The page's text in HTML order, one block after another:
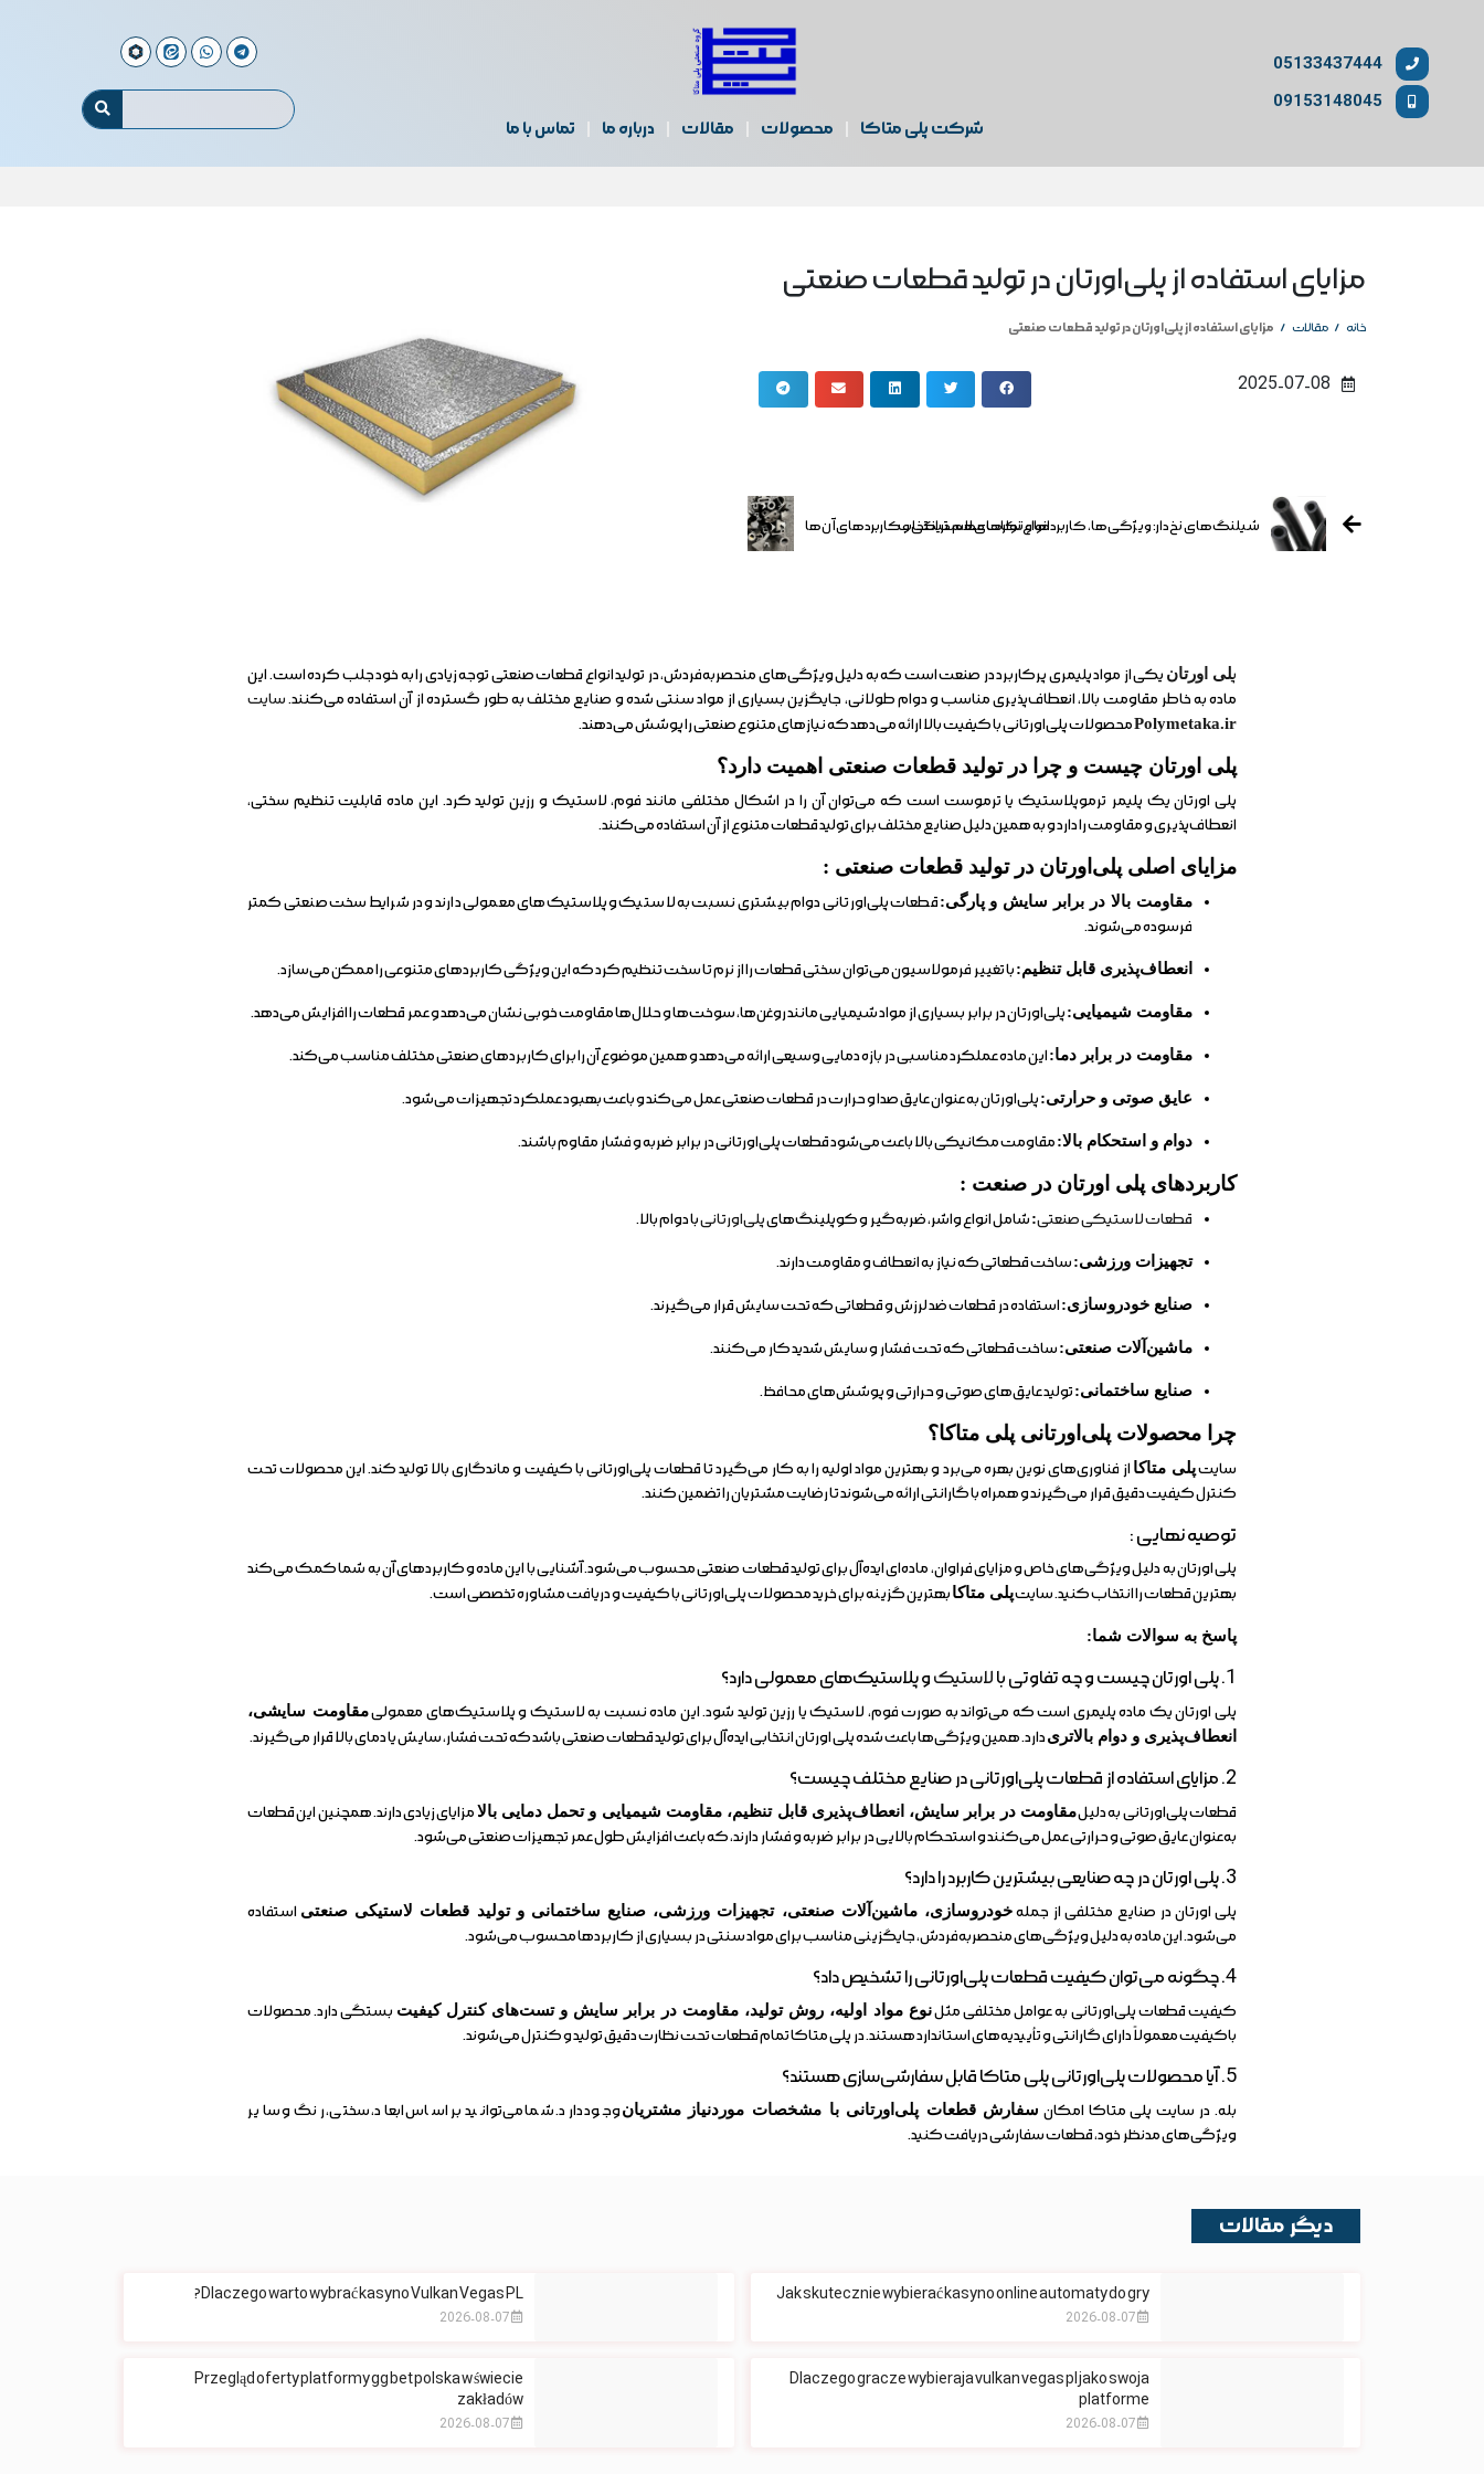
05133437444
09153148045
شرکت پلی متاکا محصولات مقالات درباره ما تماس با ما
مزایای استفاده از پلی‌اورتان در تولید قطعات صنعتی
خانه / مقالات / مزایای استفاده از پلی‌اورتان در تولید قطعات صنعتی
2025-07-08
شیلنگ‌های نخ‌دار: ویژگی‌ها، کاربردها و نکات مهم در انتخاب
انواع نوارهای لاستیکی و کاربردهای آن‌ها
پلی اورتان یکی از مواد پلیمری پرکاربرد در صنعت است که به دلیل ویژگی‌های منحصربه‌فردش، در تولید انواع قطعات صنعتی توجه زیادی را به خود جلب کرده است. این
ماده به خاطر مقاومت بالا، انعطاف‌پذیری مناسب و دوام طولانی، جایگزین بسیاری از مواد سنتی شده و صنایع مختلف به طور گسترده از آن استفاده می‌کنند.سایت
Polymetaka.irمحصولات پلی‌اورتانی با کیفیت بالا ارائه می‌دهد که نیازهای متنوع صنعتی را پوشش می‌دهند.
پلی اورتان چیست و چرا در تولید قطعات صنعتی اهمیت دارد؟
پلی اورتان یک پلیمر ترموپلاستیک یا ترموست است که می‌توان آن را در اشکال مختلفی مانند فوم، لاستیک و رزین تولید کرد. این ماده قابلیت تنظیم سختی،
انعطاف‌پذیری و مقاومت را دارد و به همین دلیل صنایع مختلف برای تولید قطعات متنوع از آن استفاده می‌کنند.
مزایای اصلی پلی‌اورتان در تولید قطعات صنعتی :
مقاومت بالا در برابر سایش و پارگی:قطعات پلی‌اورتانی دوام بیشتری نسبت به لاستیک و پلاستیک‌های معمولی دارند و در شرایط سخت صنعتی کمتر
فرسوده می‌شوند.
انعطاف‌پذیری قابل تنظیم:با تغییر فرمولاسیون می‌توان سختی قطعات را از نرم تا سخت تنظیم کرد که این ویژگی کاربردهای متنوعی را ممکن می‌سازد.
مقاومت شیمیایی:پلی‌اورتان در برابر بسیاری از مواد شیمیایی مانند روغن‌ها، سوخت‌ها و حلال‌ها مقاومت خوبی نشان می‌دهد و عمر قطعات را افزایش می‌دهد.
مقاومت در برابر دما:این ماده عملکرد مناسبی در بازه دمایی وسیعی ارائه می‌دهد و همین موضوع آن را برای کاربردهای صنعتی مختلف مناسب می‌کند.
عایق صوتی و حرارتی:پلی‌اورتان به عنوان عایق صدا و حرارت در قطعات صنعتی عمل می‌کند و باعث بهبود عملکرد تجهیزات می‌شود.
دوام و استحکام بالا:مقاومت مکانیکی بالا باعث می‌شود قطعات پلی‌اورتانی در برابر ضربه و فشار مقاوم باشند.
کاربردهای پلی اورتان در صنعت :
قطعات لاستیکی صنعتی:شامل انواع واشر، ضربه‌گیر و کوپلینگ‌هایپلی‌اورتانیبا دوام بالا.
تجهیزات ورزشی:ساخت قطعاتی که نیاز به انعطاف و مقاومت دارند.
صنایع خودروسازی:استفاده در قطعات ضد لرزش و قطعاتی که تحت سایش قرار می‌گیرند.
ماشین‌آلات صنعتی:ساخت قطعاتی که تحت فشار و سایش شدید کار می‌کنند.
صنایع ساختمانی:تولید عایق‌های صوتی و حرارتی و پوشش‌های محافظ.
چرا محصولات پلی‌اورتانی پلی متاکا؟
سایتپلی متاکا از فناوری‌های نوین بهره می‌برد و بهترین مواد اولیه را به کار می‌گیرد تا قطعات پلی‌اورتانی با کیفیت و ماندگاری بالا تولید کند. این محصولات تحت
کنترل کیفیت دقیق قرار می‌گیرند و همراه با گارانتی ارائه می‌شوند تا رضایت مشتریان را تضمین کنند.
توصیه نهایی :
پلی اورتان به دلیل ویژگی‌های خاص و مزایای فراوان، ماده‌ای ایده‌آل برای تولید قطعات صنعتی محسوب می‌شود. آشنایی با این ماده و کاربردهای آن به شما کمک می‌کند
بهترین قطعات را انتخاب کنید. سایتپلی متاکابهترین گزینه برای خرید محصولات پلی‌اورتانی با کیفیت و دریافت مشاوره تخصصی است.
پاسخ به سوالات شما:
1. پلی اورتان چیست و چه تفاوتی با لاستیکو پلاستیک‌های معمولی دارد؟
پلی اورتان یک ماده پلیمری است که می‌تواند به صورت فوم، لاستیک یا رزین تولید شود. این ماده نسبت به لاستیک و پلاستیک‌های معمولیمقاومت سایشی،
انعطاف‌پذیری و دوام بالاتریدارد. همین ویژگی‌ها باعث شده پلی اورتان انتخابی ایده‌آل برای تولید قطعات صنعتی باشد که تحت فشار، سایش یا دمای بالا قرار می‌گیرند.
2. مزایای استفاده از قطعات پلی‌اورتانی در صنایع مختلف چیست؟
قطعات پلی‌اورتانی به دلیلمقاومت در برابر سایش، انعطاف‌پذیری قابل تنظیم، مقاومت شیمیایی و تحمل دمایی بالامزایای زیادی دارند. همچنین این قطعات
به‌عنوان عایق صوتی و حرارتی عمل می‌کنند و استحکام بالایی در برابر ضربه و فشار دارند، که باعث افزایش طول عمر تجهیزات صنعتی می‌شود.
3. پلی اورتان در چه صنایعی بیشترین کاربرد را دارد؟
پلی اورتان در صنایع مختلفی از جملهخودروسازی، ماشین‌آلات صنعتی، تجهیزات ورزشی، صنایع ساختمانی و تولید قطعات لاستیکی صنعتی استفاده
می‌شود. این ماده به دلیل ویژگی‌های منحصربه‌فردش، جایگزینی مناسب برای مواد سنتی در بسیاری از کاربردها محسوب می‌شود.
4. چگونه می‌توان کیفیت قطعات پلی‌اورتانی را تشخیص داد؟
کیفیت قطعات پلی‌اورتانی به عوامل مختلفی مثلنوع مواد اولیه، روش تولید، مقاومت در برابر سایش و تست‌های کنترل کیفیت بستگی دارد. محصولات
باکیفیت معمولاً دارای گارانتی و تأییدیه‌های استاندارد هستند. در پلی متاکا تمام قطعات تحت نظارت دقیق تولید و کنترل می‌شوند.
5. آیا محصولات پلی‌اورتانی پلی متاکا قابل سفارشی‌سازی هستند؟
بله. در سایت پلی متاکا امکان سفارش قطعات پلی‌اورتانی با مشخصات موردنیاز مشتریانوجود دارد. شما می‌توانید بر اساس ابعاد، سختی، رنگ و سایر
ویژگی‌های مدنظر خود، قطعات سفارشی دریافت کنید.
دیگر مقالات
Jak skutecznie wybierać kasyno online automaty do gry
Dlaczego warto wybrać kasyno Vulkan Vegas PL?
Dlaczego gracze wybieraja vulkan vegas pl jako swoja
platforme
Przegląd oferty platformy gg bet polska w świecie
zakładów